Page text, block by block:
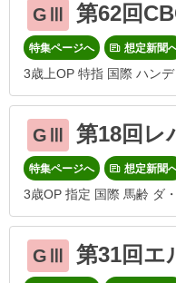
GⅢ 第62回
特集ページへ 想定新聞
3歳上OP 特指 国際 ハン
GⅢ 第18回レ
特集ページへ 想定新聞
3歳OP 指定 国際 馬齢 ダ
GⅢ 第31回エ